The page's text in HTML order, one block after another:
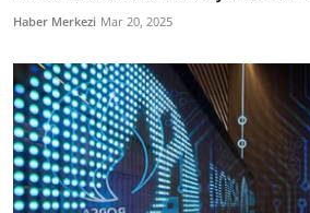
Haber Merkezi Mar 20, 2025